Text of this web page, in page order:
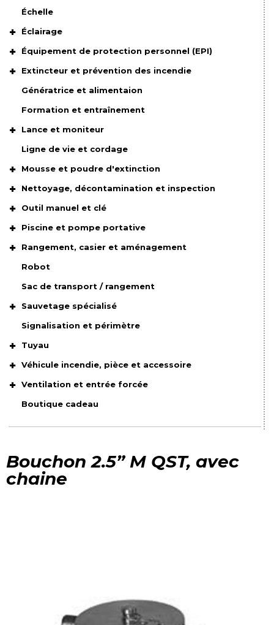
Échelle
Éclairage
Équipement de protection personnel (EPI)
Extincteur et prévention des incendie
Génératrice et alimentaion
Formation et entraînement
Lance et moniteur
Ligne de vie et cordage
Mousse et poudre d'extinction
Nettoyage, décontamination et inspection
Outil manuel et clé
Piscine et pompe portative
Rangement, casier et aménagement
Robot
Sac de transport / rangement
Sauvetage spécialisé
Signalisation et périmètre
Tuyau
Véhicule incendie, pièce et accessoire
Ventilation et entrée forcée
Boutique cadeau
Bouchon 2.5” M QST, avec
chaine